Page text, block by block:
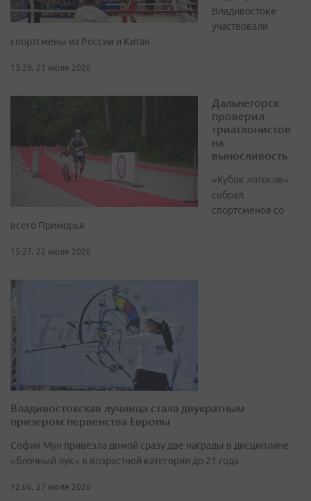
Владивостоке
участвовали
спортсмены из России и Китая
13:29, 21 июля 2026
Дальнегорск
проверил
триатлонистов
на
выносливость
«Кубок лотосов»
собрал
спортсменов со
всего Приморья
15:27, 22 июля 2026
Владивостокская лучница стала двукратным
призером первенства Европы
София Мун привезла домой сразу две награды в дисциплине
«блочный лук» в возрастной категории до 21 года
12:06, 27 июля 2026